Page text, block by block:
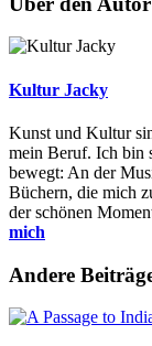
Kultur Jacky
Kunst und Kultur
mein Beruf. Ich bin
bewegt: An der
Büchern, die mich
der schönen
mich
Andere